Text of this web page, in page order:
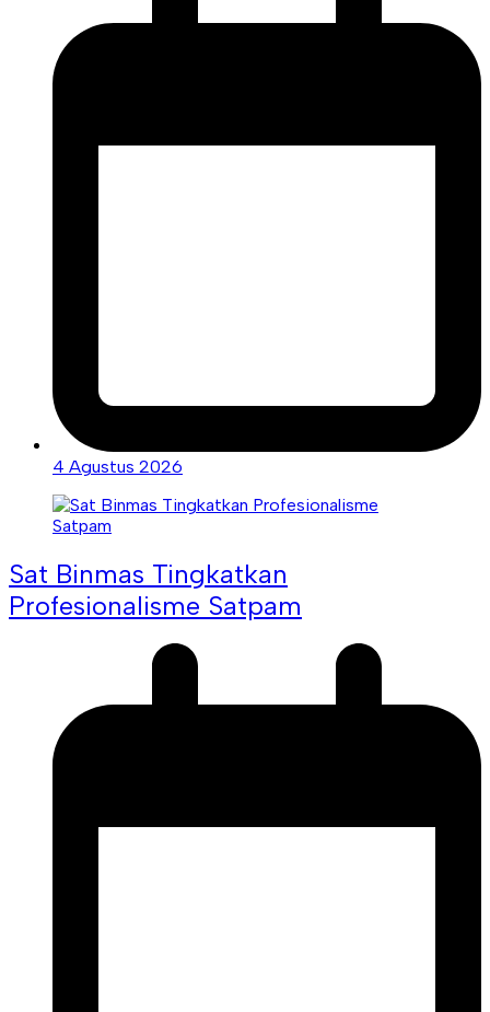
4 Agustus 2026
Sat Binmas Tingkatkan
Profesionalisme Satpam